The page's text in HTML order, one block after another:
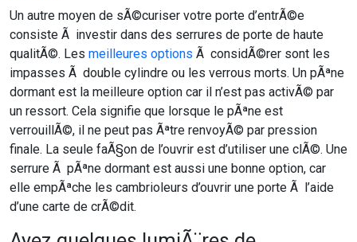
Un autre moyen de sÃ©curiser votre porte d’entrÃ©e
consiste Ã investir dans des serrures de porte de haute
qualitÃ©. Les meilleures options Ã considÃ©rer sont les
impasses Ã double cylindre ou les verrous morts. Un pÃªne
dormant est la meilleure option car il n’est pas activÃ© par
un ressort. Cela signifie que lorsque le pÃªne est
verrouillÃ©, il ne peut pas Ãªtre renvoyÃ© par pression
finale. La seule faÃ§on de l’ouvrir est d’utiliser une clÃ©. Une
serrure Ã pÃªne dormant est aussi une bonne option, car
elle empÃªche les cambrioleurs d’ouvrir une porte Ã l’aide
d’une carte de crÃ©dit.